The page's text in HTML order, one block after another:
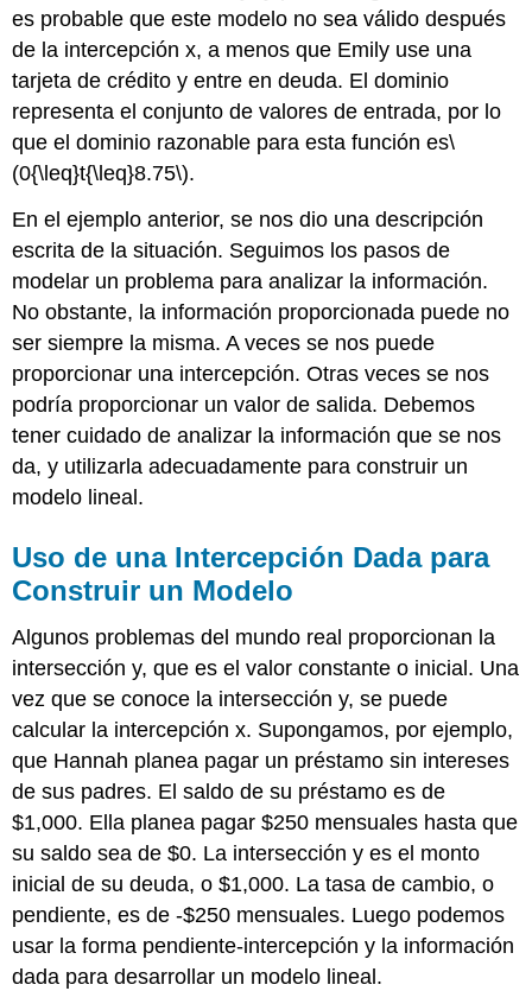
es probable que este modelo no sea válido después
de la intercepción x, a menos que Emily use una
tarjeta de crédito y entre en deuda. El dominio
representa el conjunto de valores de entrada, por lo
que el dominio razonable para esta función es\
(0{\leq}t{\leq}8.75\).
En el ejemplo anterior, se nos dio una descripción
escrita de la situación. Seguimos los pasos de
modelar un problema para analizar la información.
No obstante, la información proporcionada puede no
ser siempre la misma. A veces se nos puede
proporcionar una intercepción. Otras veces se nos
podría proporcionar un valor de salida. Debemos
tener cuidado de analizar la información que se nos
da, y utilizarla adecuadamente para construir un
modelo lineal.
Uso de una Intercepción Dada para
Construir un Modelo
Algunos problemas del mundo real proporcionan la
intersección y, que es el valor constante o inicial. Una
vez que se conoce la intersección y, se puede
calcular la intercepción x. Supongamos, por ejemplo,
que Hannah planea pagar un préstamo sin intereses
de sus padres. El saldo de su préstamo es de
$1,000. Ella planea pagar $250 mensuales hasta que
su saldo sea de $0. La intersección y es el monto
inicial de su deuda, o $1,000. La tasa de cambio, o
pendiente, es de -$250 mensuales. Luego podemos
usar la forma pendiente-intercepción y la información
dada para desarrollar un modelo lineal.